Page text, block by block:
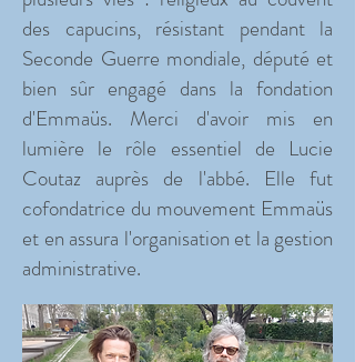
des capucins, résistant pendant la
Seconde Guerre mondiale, député et
bien sûr engagé dans la fondation
d'Emmaüs. Merci d'avoir mis en
lumière le rôle essentiel de Lucie
Coutaz auprès de l'abbé. Elle fut
cofondatrice du mouvement Emmaüs
et en assura l'organisation et la gestion
administrative.